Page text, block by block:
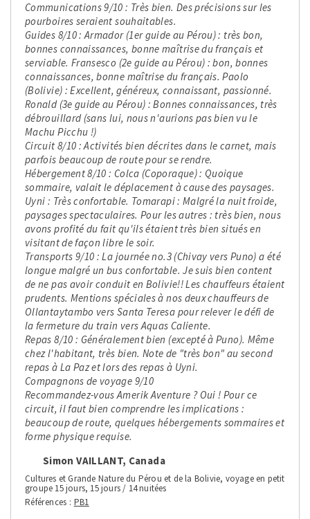
Communications 9/10 : Très bien. Des précisions sur les
pourboires seraient souhaitables.
Guides 8/10 : Armador (1er guide au Pérou) : très bon,
bonnes connaissances, bonne maîtrise du français et
serviable. Fransesco (2e guide au Pérou) : bon, bonnes
connaissances, bonne maîtrise du français. Paolo
(Bolivie) : Excellent, généreux, connaissant, passionné.
Ronald (3e guide au Pérou) : Bonnes connaissances, très
débrouillard (sans lui, nous n'aurions pas bien vu le
Machu Picchu !)
Circuit 8/10 : Activités bien décrites dans le carnet, mais
parfois beaucoup de route pour se rendre.
Hébergement 8/10 : Colca (Coporaque) : Quoique
sommaire, valait le déplacement à cause des paysages.
Uyni : Très confortable. Tomarapi : Malgré la nuit froide,
paysages spectaculaires. Pour les autres : très bien, nous
avons profité du fait qu'ils étaient très bien situés en
visitant de façon libre le soir.
Transports 9/10 : La journée no.3 (Chivay vers Puno) a été
longue malgré un bus confortable. Je suis bien content
de ne pas avoir conduit en Bolivie!! Les chauffeurs étaient
prudents. Mentions spéciales à nos deux chauffeurs de
Ollantaytambo vers Santa Teresa pour relever le défi de
la fermeture du train vers Aquas Caliente.
Repas 8/10 : Généralement bien (excepté à Puno). Même
chez l'habitant, très bien. Note de "très bon" au second
repas à La Paz et lors des repas à Uyni.
Compagnons de voyage 9/10
Recommandez-vous Amerik Aventure ? Oui ! Pour ce
circuit, il faut bien comprendre les implications :
beaucoup de route, quelques hébergements sommaires et
forme physique requise.
Simon VAILLANT, Canada
Cultures et Grande Nature du Pérou et de la Bolivie, voyage en petit
groupe 15 jours, 15 jours / 14 nuitées
Références
PB1